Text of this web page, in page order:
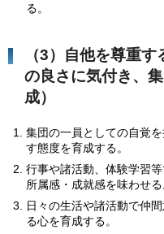
る。
（3）自他を尊重
の良さに気付き、
成）
集団の一員としての自覚
す態度を育成する。
行事や諸活動、体験学習
所属感・成就感を味わせる
日々の生活や諸活動で仲
る心を育成する。